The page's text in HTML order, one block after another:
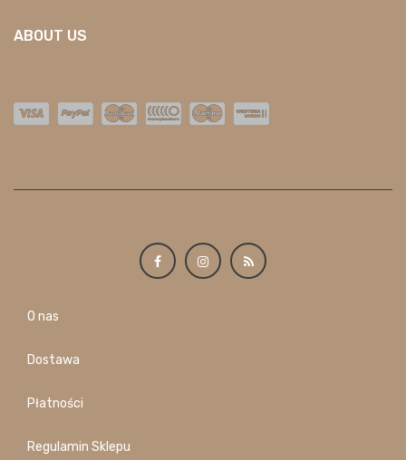
ABOUT US
O nas
Dostawa
Płatności
Regulamin Sklepu